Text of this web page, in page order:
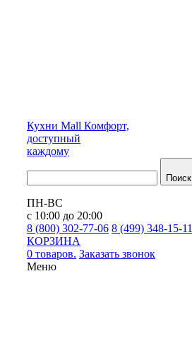
Кухни Mall Комфорт,
доступный
каждому
Поиск
ПН-ВС
с 10:00 до 20:00
8 (800) 302-77-06 8 (499) 348-15-11
КОРЗИНА
0 товаров. Заказать звонок
Меню